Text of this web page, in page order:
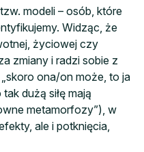
modeli – osób, które
Widząc, że
życiowej czy
zmiany i radzi sobie z
ona/on może, to ja
dużą siłę mają
metamorfozy”), w
ale i potknięcia,